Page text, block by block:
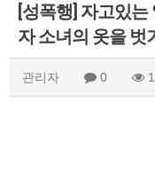
[성폭행] 자고있는
자 소녀의 옷을 벗
관리자 0